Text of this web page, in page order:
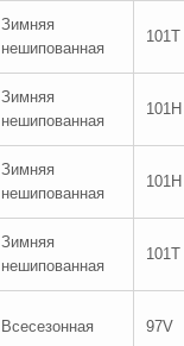
Зимняя
нешипованная
101T
Зимняя
нешипованная
101H
Зимняя
нешипованная
101H
Зимняя
нешипованная
101T
Всесезонная 97V